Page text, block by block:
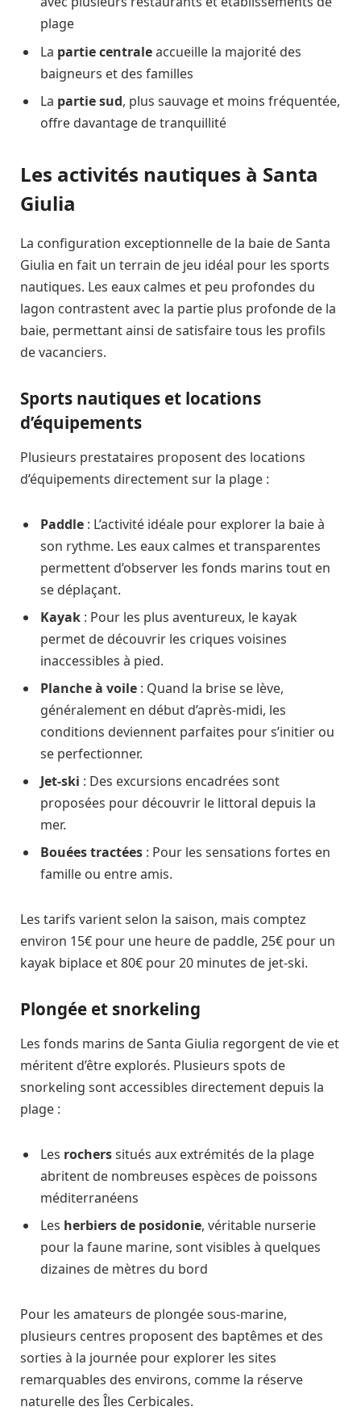
plage
La partie centraleaccueille la majorité des
baigneurs et des familles
La partie sud, plus sauvage et moins fréquentée,
offre davantage de tranquillité
Les activités nautiques à Santa
Giulia
La configuration exceptionnelle de la baie de Santa
Giulia en fait un terrain de jeu idéal pour les sports
nautiques. Les eaux calmes et peu profondes du
lagon contrastent avec la partie plus profonde de la
baie, permettant ainsi de satisfaire tous les profils
de vacanciers.
Sports nautiques et locations
d’équipements
Plusieurs prestataires proposent des locations
d’équipements directement sur la plage :
Paddle : L’activité idéale pour explorer la baie à
son rythme. Les eaux calmes et transparentes
permettent d’observer les fonds marins tout en
se déplaçant.
Kayak : Pour les plus aventureux, le kayak
permet de découvrir les criques voisines
inaccessibles à pied.
Planche à voile : Quand la brise se lève,
généralement en début d’après-midi, les
conditions deviennent parfaites pour s’initier ou
se perfectionner.
Jet-ski : Des excursions encadrées sont
proposées pour découvrir le littoral depuis la
mer.
Bouées tractées : Pour les sensations fortes en
famille ou entre amis.
Les tarifs varient selon la saison, mais comptez
environ 15€ pour une heure de paddle, 25€ pour un
kayak biplace et 80€ pour 20 minutes de jet-ski.
Plongée et snorkeling
Les fonds marins de Santa Giulia regorgent de vie et
méritent d’être explorés. Plusieurs spots de
snorkeling sont accessibles directement depuis la
plage :
Les rocherssitués aux extrémités de la plage
abritent de nombreuses espèces de poissons
méditerranéens
Les herbiers de posidonie, véritable nurserie
pour la faune marine, sont visibles à quelques
dizaines de mètres du bord
Pour les amateurs de plongée sous-marine,
plusieurs centres proposent des baptêmes et des
sorties à la journée pour explorer les sites
remarquables des environs, comme la réserve
naturelle des Îles Cerbicales.